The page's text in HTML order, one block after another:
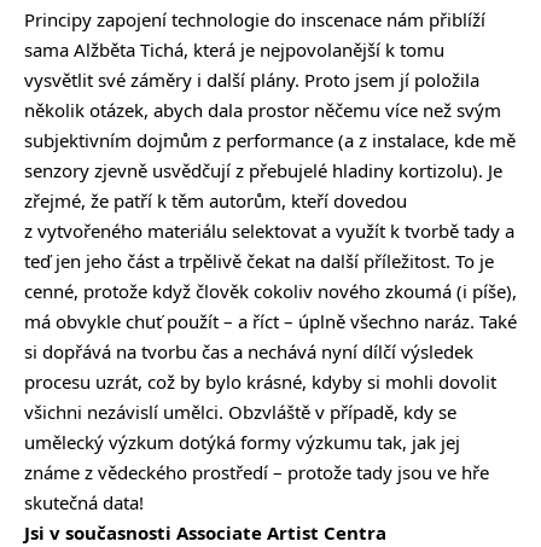
Principy zapojení technologie do inscenace nám přiblíží
sama Alžběta Tichá, která je nejpovolanější k tomu
vysvětlit své záměry i další plány. Proto jsem jí položila
několik otázek, abych dala prostor něčemu více než svým
subjektivním dojmům z performance (a z instalace, kde mě
senzory zjevně usvědčují z přebujelé hladiny kortizolu). Je
zřejmé, že patří k těm autorům, kteří dovedou
z vytvořeného materiálu selektovat a využít k tvorbě tady a
teď jen jeho část a trpělivě čekat na další příležitost. To je
cenné, protože když člověk cokoliv nového zkoumá (i píše),
má obvykle chuť použít – a říct – úplně všechno naráz. Také
si dopřává na tvorbu čas a nechává nyní dílčí výsledek
procesu uzrát, což by bylo krásné, kdyby si mohli dovolit
všichni nezávislí umělci. Obzvláště v případě, kdy se
umělecký výzkum dotýká formy výzkumu tak, jak jej
známe z vědeckého prostředí – protože tady jsou ve hře
skutečná data!
Jsi v současnosti Associate Artist Centra